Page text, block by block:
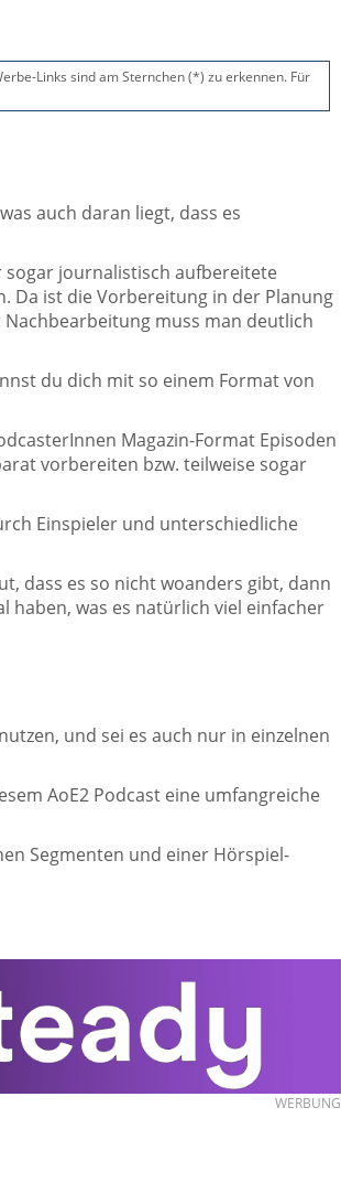
Links sind am Sternchen (*) zu erkennen. Für
auch daran liegt, dass es
journalistisch aufbereitete
Da ist die Vorbereitung in der Planung
muss man deutlich
du dich mit so einem Format von
Magazin-Format Episoden
vorbereiten bzw. teilweise sogar
Einspieler und unterschiedliche
dass es so nicht woanders gibt, dann
haben, was es natürlich viel einfacher
und sei es auch nur in einzelnen
AoE2 Podcast eine umfangreiche
Segmenten und einer Hörspiel-
WERBUNG